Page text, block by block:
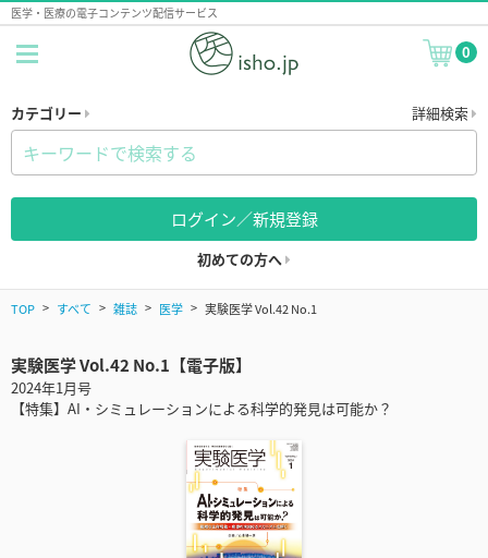
医学・医療の電子コンテンツ配信サービス
0
カテゴリー 詳細検索
ログイン／新規登録
初めての方へ
TOP すべて 雑誌 医学 実験医学 Vol.42 No.1
実験医学 Vol.42 No.1【電子版】
2024年1月号
【特集】AI・シミュレーションによる科学的発見は可能か？